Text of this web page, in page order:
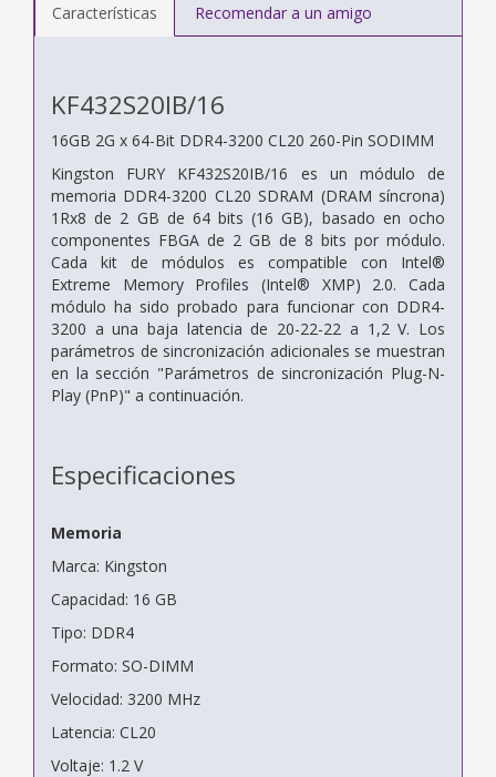
Características Recomendar a un amigo
KF432S20IB/16
16GB 2G x 64-Bit DDR4-3200 CL20 260-Pin SODIMM
Kingston FURY KF432S20IB/16 es un módulo de
memoria DDR4-3200 CL20 SDRAM (DRAM síncrona)
1Rx8 de 2 GB de 64 bits (16 GB), basado en ocho
componentes FBGA de 2 GB de 8 bits por módulo.
Cada kit de módulos es compatible con Intel®
Extreme Memory Profiles (Intel® XMP) 2.0. Cada
módulo ha sido probado para funcionar con DDR4-
3200 a una baja latencia de 20-22-22 a 1,2 V. Los
parámetros de sincronización adicionales se muestran
en la sección "Parámetros de sincronización Plug-N-
Play (PnP)" a continuación.
Especificaciones
Memoria
Marca: Kingston
Capacidad: 16 GB
Tipo: DDR4
Formato: SO-DIMM
Velocidad: 3200 MHz
Latencia: CL20
Voltaje: 1.2 V